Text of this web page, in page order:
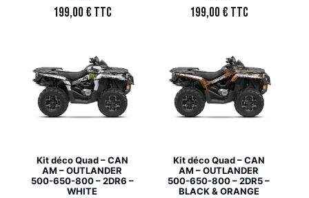
199,00€ TTC 199,00€ TTC
Kit déco Quad – CAN
AM – OUTLANDER
500-650-800 – 2DR6 –
WHITE
Kit déco Quad – CAN
AM – OUTLANDER
500-650-800 – 2DR5 –
BLACK & ORANGE